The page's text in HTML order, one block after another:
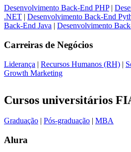
Desenvolvimento Back-End PHP|
.NET | Desenvolvimento Back-End
Back-End Java | Desenvolvimento
Carreiras de Negócios
Liderança | Recursos Humanos (RH) |
Growth Marketing
Cursos universitários
Graduação Pós-graduação MBA
Alura